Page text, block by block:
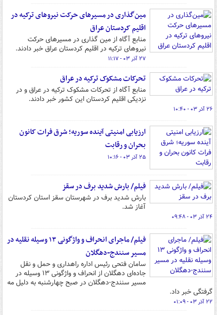
مین‌گذاری در مسیرهای حرکت نیروهای ترکیه در
اقلیم کردستان عراق
منابع آگاه از مین گذاری در مسیرهای حرکت
نیروهای ترکیه در اقلیم کردستان عراق خبر دادند.
۲۷ آذر ۰۳ - ۱۱:۱۷
تحرکات مشکوک ترکیه در عراق
منابع آگاه از تحرکات مشکوک ترکیه در عراق و در
نزدیکی اقلیم کردستان این کشور خبر دادند.
۲۶ آذر ۰۳ - ۱۰:۴۰
ارزیابی امنیتی آینده سوریه؛ شرق فرات کانون
بحران و رقابت
۲۵ آذر ۰۳ - ۱۰:۱۶
فیلم/ بارش شدید برف در سقز
بارش شدید برف در شهرستان سقز استان کردستان
آغاز شد.
۲۴ آذر ۰۳ - ۰۹:۴۸
فیلم/ ماجرای انحراف و واژگونی ۱۳ وسیله نقلیه در
مسیر سنندج-دهگلان
سامان فتحی رئیس اداره راهداری و حمل و نقل
جاده‌ای دهگلان از انحراف و واژگونی ۱۳ وسیله در
مسیر سنندج-دهگلان در صبح چهارشنبه به دلیل مه
گرفتگی خبر داد.
۲۲ آذر ۰۳ - ۰۱:۰۹